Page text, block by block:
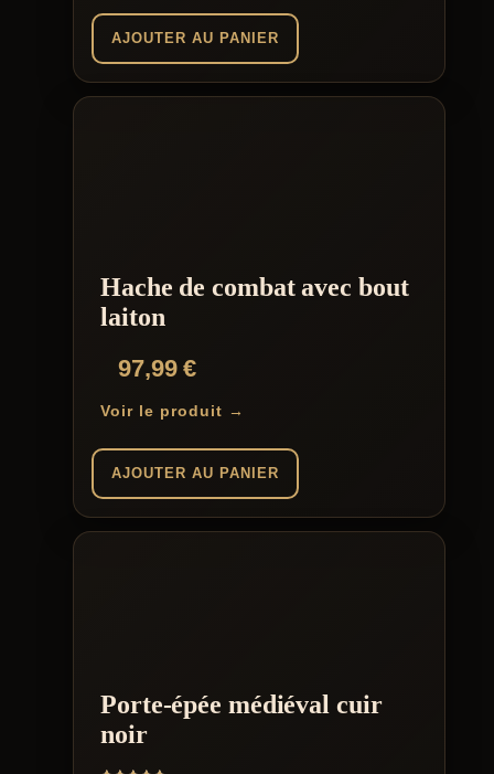
AJOUTER AU PANIER
Hache de combat avec bout
laiton
97,99€
Voir le produit →
AJOUTER AU PANIER
Porte-épée médiéval cuir
noir